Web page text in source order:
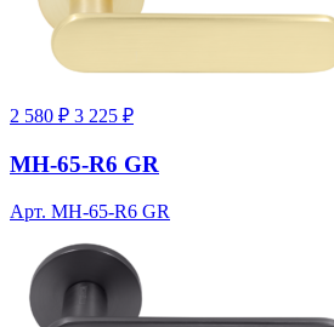
2 580 ₽ 3 225 ₽
MH-65-R6 GR
Арт. MH-65-R6 GR